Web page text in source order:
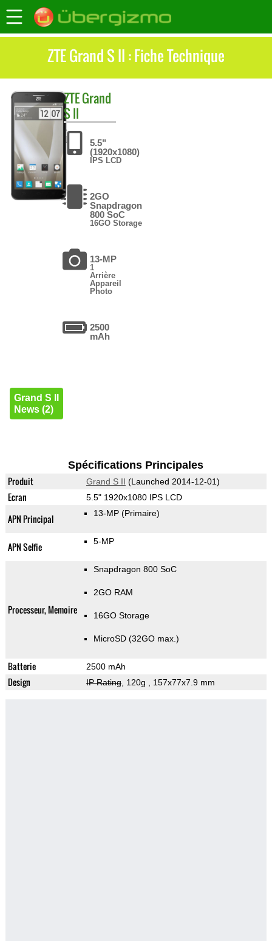
ZTE Grand S II : Fiche Technique
ZTEGrand
S II
5.5"
(1920x1080)
IPS LCD
2GO
Snapdragon
800 SoC
16GO Storage
13-MP
1
Arrière
Appareil
Photo
2500
mAh
Grand S II
News (2)
Spécifications Principales
Produit Grand S II (Launched 2014-12-01)
Ecran 5.5" 1920x1080 IPS LCD
APN Principal 13-MP (Primaire)
APN Selfie 5-MP
Processeur, Memoire
Snapdragon 800 SoC
2GO RAM
16GO Storage
MicroSD (32GO max.)
Batterie 2500 mAh
Design IP Rating, 120g , 157x77x7.9 mm